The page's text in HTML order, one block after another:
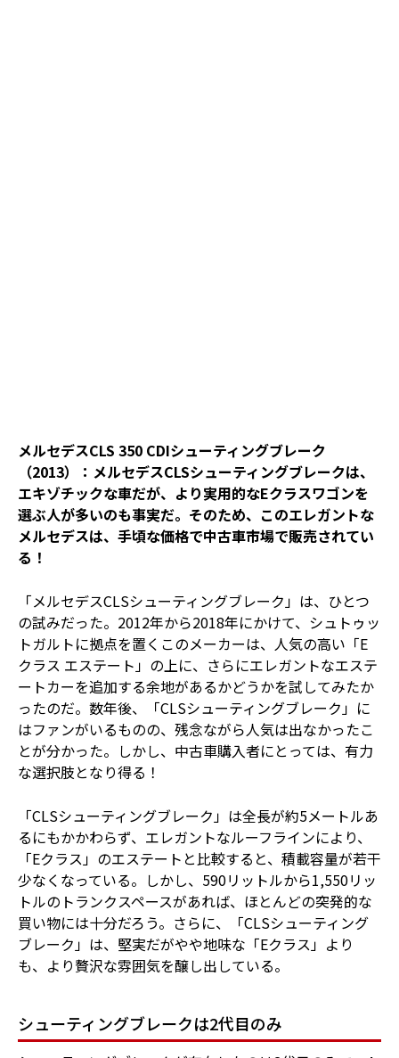
メルセデスCLS 350 CDIシューティングブレーク
（2013）：メルセデスCLSシューティングブレークは、
エキゾチックな車だが、より実用的なEクラスワゴンを
選ぶ人が多いのも事実だ。そのため、このエレガントな
メルセデスは、手頃な価格で中古車市場で販売されてい
る！
「メルセデスCLSシューティングブレーク」は、ひとつ
の試みだった。2012年から2018年にかけて、シュトゥッ
トガルトに拠点を置くこのメーカーは、人気の高い「E
クラス エステート」の上に、さらにエレガントなエステ
ートカーを追加する余地があるかどうかを試してみたか
ったのだ。数年後、「CLSシューティングブレーク」に
はファンがいるものの、残念ながら人気は出なかったこ
とが分かった。しかし、中古車購入者にとっては、有力
な選択肢となり得る！
「CLSシューティングブレーク」は全長が約5メートルあ
るにもかかわらず、エレガントなルーフラインにより、
「Eクラス」のエステートと比較すると、積載容量が若干
少なくなっている。しかし、590リットルから1,550リッ
トルのトランクスペースがあれば、ほとんどの突発的な
買い物には十分だろう。さらに、「CLSシューティング
ブレーク」は、堅実だがやや地味な「Eクラス」より
も、より贅沢な雰囲気を醸し出している。
シューティングブレークは2代目のみ